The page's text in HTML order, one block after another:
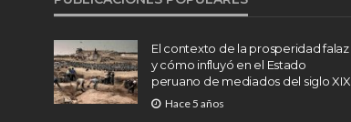
El contexto de la prosperidad falaz
y cómo influyó en el Estado
peruano de mediados del siglo XIX.
Hace 5 años